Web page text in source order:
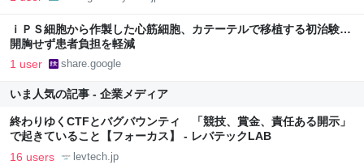
ｉＰＳ細胞から作製した心筋細胞、カテーテルで移植する初治験…
開胸せず患者負担を軽減
1 user share.google
いま人気の記事 - 企業メディア
終わりゆくCTFとバグバウンティ 「競技、賞金、責任ある開示」
で起きていること【フォーカス】 - レバテックLAB
16 users levtech.jp